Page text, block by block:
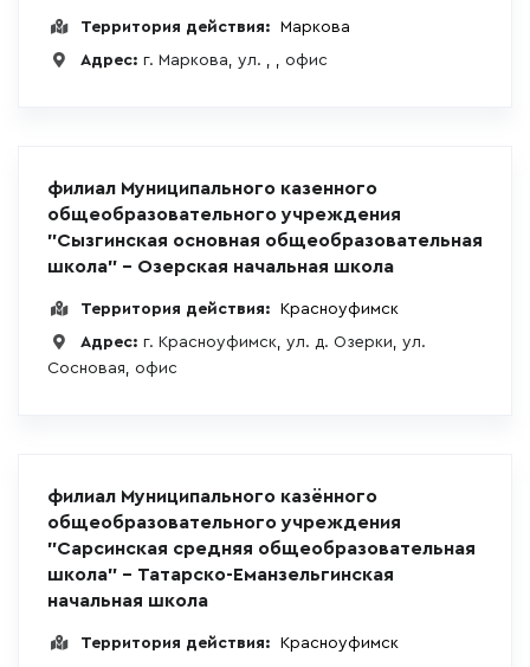
Территория действия:
Маркова
Адрес: г. Маркова, ул. , , офис
филиал Муниципального казенного
общеобразовательного учреждения
"Сызгинская основная общеобразовательная
школа" - Озерская начальная школа
Территория действия:
Красноуфимск
Адрес: г. Красноуфимск, ул. д. Озерки, ул.
Сосновая, офис
филиал Муниципального казённого
общеобразовательного учреждения
"Сарсинская средняя общеобразовательная
школа" - Татарско-Еманзельгинская
начальная школа
Территория действия:
Красноуфимск